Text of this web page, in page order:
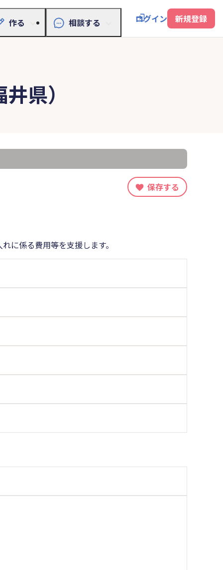
作る 相談する ログイン 新規登録
県）
保存する
に係る費用等を支援します。